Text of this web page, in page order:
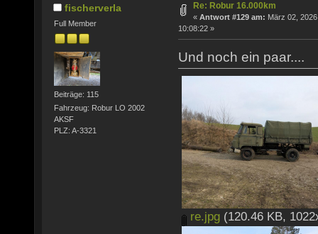
fischerverla
Full Member
Beiträge: 115
Fahrzeug: Robur LO 2002
AKSF
PLZ: A-3321
Re: Robur 16.000km
« Antwort #129 am: März 02,
10:08:22 »
Und noch ein paar....
re.jpg (120.46 KB,